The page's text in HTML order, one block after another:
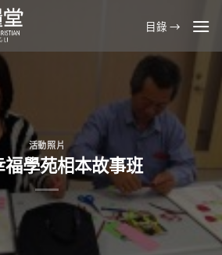
目錄 →
活動照片
福學苑相本故事班